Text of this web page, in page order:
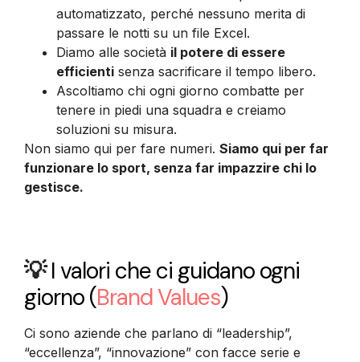
automatizzato, perché nessuno merita di
passare le notti su un file Excel.
Diamo alle società il potere di essere
efficienti senza sacrificare il tempo libero.
Ascoltiamo chi ogni giorno combatte per
tenere in piedi una squadra e creiamo
soluzioni su misura.
Non siamo qui per fare numeri. Siamo qui per far
funzionare lo sport, senza far impazzire chi lo
gestisce.
💡I valori che ci guidano ogni
giorno(Brand Values)
Ci sono aziende che parlano di “leadership”,
“eccellenza”, “innovazione” con facce serie e